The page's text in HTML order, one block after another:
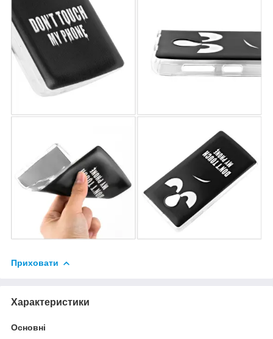
Приховати
Характеристики
Основні